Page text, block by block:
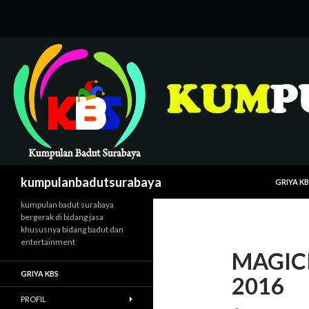
kumpulanbadutsurabaya
GRIYA
2016
kumpulan badut surabaya
bergerak di bidang jasa
khususnya bidang badut dan
entertainment
GRIYA KBS
PROFIL